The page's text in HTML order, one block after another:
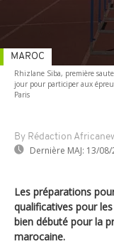
Rhizlane Siba, première
jour pour participer aux
Paris
By Rédaction
Dernière MAJ: 13/
MAROC
Les préparations
qualificatives pour
bien débuté pour la
marocaine.